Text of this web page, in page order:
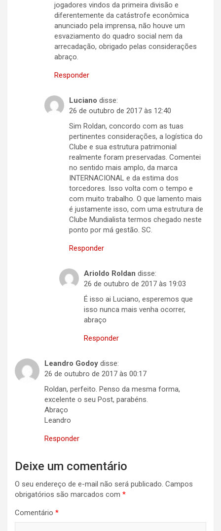
jogadores vindos da primeira divisão e
diferentemente da catástrofe econômica
anunciado pela imprensa, não houve um
esvaziamento do quadro social nem da
arrecadação, obrigado pelas considerações
abraço.
Responder
Luciano disse:
26 de outubro de 2017 às 12:40
Sim Roldan, concordo com as tuas
pertinentes considerações, a logística do
Clube e sua estrutura patrimonial
realmente foram preservadas. Comentei
no sentido mais amplo, da marca
INTERNACIONAL e da estima dos
torcedores. Isso volta com o tempo e
com muito trabalho. O que lamento mais
é justamente isso, com uma estrutura de
Clube Mundialista termos chegado neste
ponto por má gestão. SC.
Responder
Arioldo Roldan disse:
26 de outubro de 2017 às 19:03
É isso ai Luciano, esperemos que
isso nunca mais venha ocorrer,
abraço
Responder
Leandro Godoy disse:
26 de outubro de 2017 às 00:17
Roldan, perfeito. Penso da mesma forma,
excelente o seu Post, parabéns.
Abraço
Leandro
Responder
Deixe um comentário
O seu endereço de e-mail não será publicado. Campos
obrigatórios são marcados com *
Comentário *